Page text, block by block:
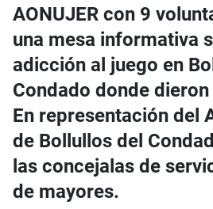
AONUJER con 9
una mesa informativa
adicción al juego en
Condado donde
En representación del
de Bollullos del
las concejalas de
de mayores.